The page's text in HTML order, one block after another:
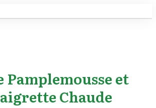
Pamplemousse et
Chaude